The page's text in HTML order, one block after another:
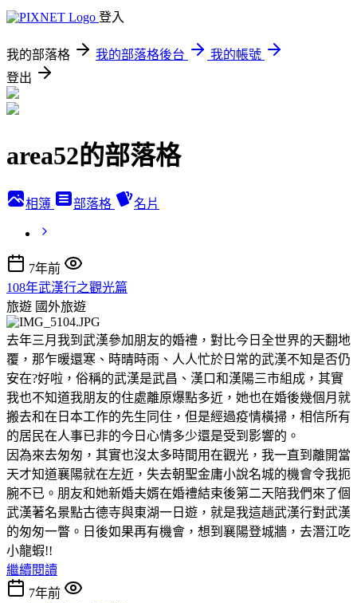
登入
我的部落格 我的部落格後台
我的帳號
登出
area52的部落格
相簿 部落格 名片
7年前
108年武漢行之觀光篇
旅遊 國外旅遊
去年三月我到武漢參加朋友的婚禮，對比今日全世界的天翻地
覆，那乍暖還寒、時晴時雨、人人忙於日常的武漢不知是否仍
安在?好啦，俗稱的武漢是武昌、漢口和漢陽三市組成，其實
我也不知道我朋友的住處離原爆點多近，她也在婚後幾個月就
搬去和在日本工作的先生同住，但是經過疫情橫掃，相信所有
的居民在人事已非的今日心情多少還是受到影響的。
因為來去匆匆，其實也沒太多時間用在觀光，我一直到離開當
天才知道襄陽就在左近，失去朝聖金庸小說名城的機會令我扼
腕不已。朋友和她新婚夫婿在婚禮結束後第二天陪我們來了個
武漢著名景點古德寺與東湖一日遊，就是我這趟武漢行對武漢
的匆匆一瞥。日後如果再有機會，想到襄陽登城牆，去潛江吃
小龍蝦!!
繼續閱讀
7年前